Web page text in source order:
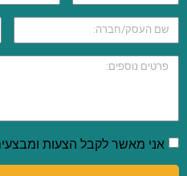
אני מאשר לקבל הצעות